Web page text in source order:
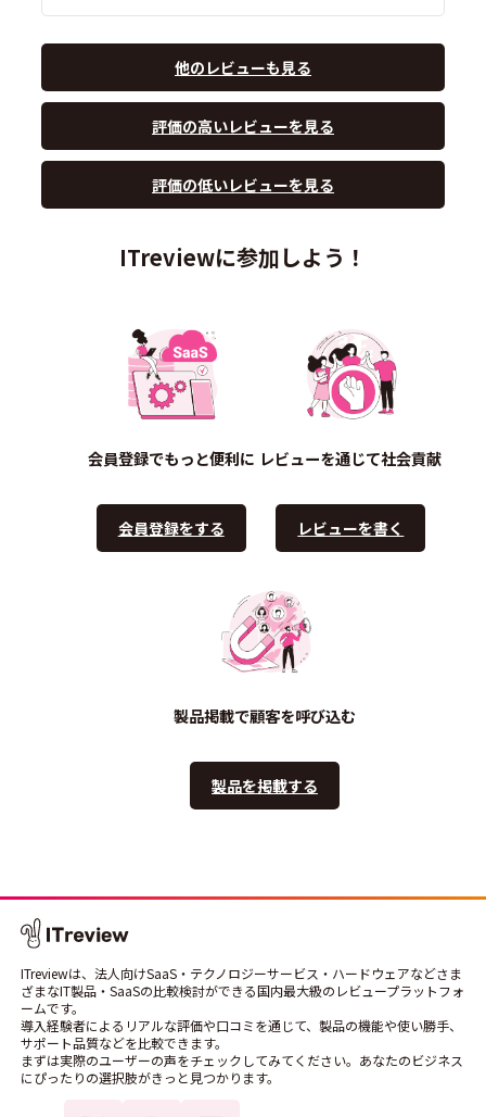
他のレビューも見る
評価の高いレビューを見る
評価の低いレビューを見る
ITreviewに参加しよう！
会員登録でもっと便利に
会員登録をする
レビューを通じて社会貢献
レビューを書く
製品掲載で顧客を呼び込む
製品を掲載する
ITreviewは、法人向けSaaS・テクノロジーサービス・ハードウェアなどさま
ざまなIT製品・SaaSの比較検討ができる国内最大級のレビュープラットフォ
ームです。
導入経験者によるリアルな評価や口コミを通じて、製品の機能や使い勝手、
サポート品質などを比較できます。
まずは実際のユーザーの声をチェックしてみてください。あなたのビジネス
にぴったりの選択肢がきっと見つかります。